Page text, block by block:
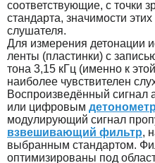
соответствующие, с точки
стандарта, значимости
слушателя.
Для измерения детонации
ленты (пластинки) с
тона 3,15 кГц (именно к
наиболее чувствителен
Воспроизведённый сигнал
или цифровым
модулирующий сигнал
взвешивающий фильтр,
выбранным стандартом.
оптимизированы под